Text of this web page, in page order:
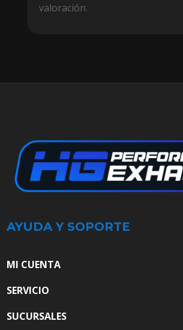
valoración.
AYUDA Y SOPORTE
MI CUENTA
SERVICIO
SUCURSALES